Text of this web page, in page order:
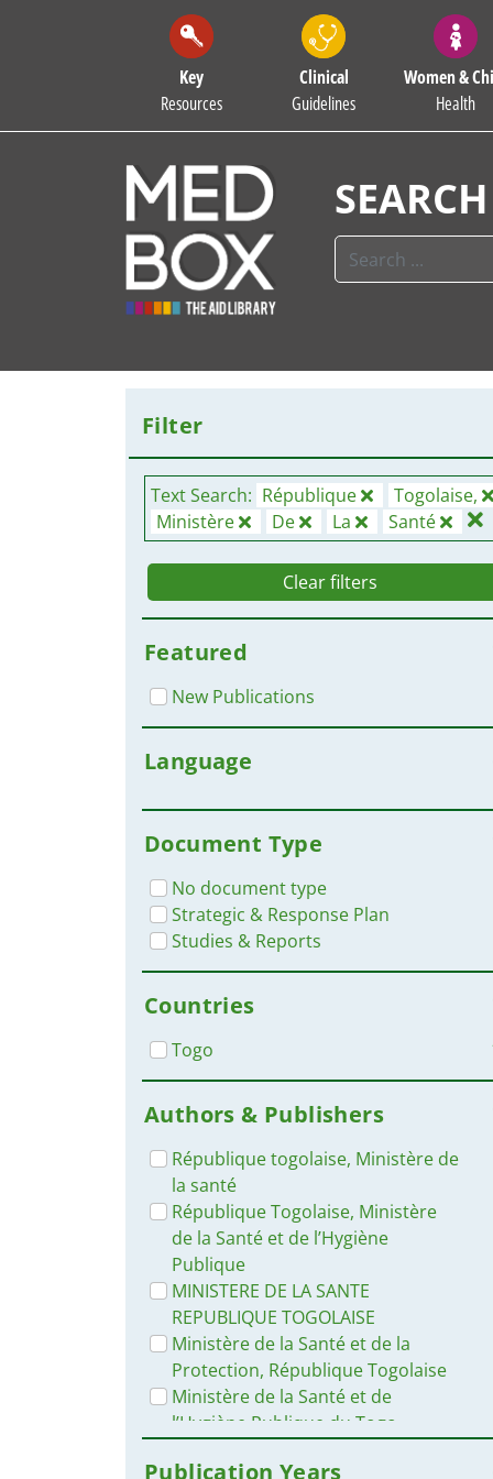
Key
Resources
Clinical
Guidelines
Women &
Health
Filter
Text Search: République
Togolaise,
Ministère
De La Santé
Clear filters
Featured
New Publications
Language
Document Type
No document type
Strategic & Response Plan
Studies & Reports
Countries
Togo
Authors & Publishers
République togolaise, Ministère de
la santé
République Togolaise, Ministère
de la Santé et de l’Hygiène
Publique
MINISTERE DE LA SANTE
REPUBLIQUE TOGOLAISE
Ministère de la Santé et de la
Protection, République Togolaise
Ministère de la Santé et de
l’Hygiène Publique du Togo –
Publication Years